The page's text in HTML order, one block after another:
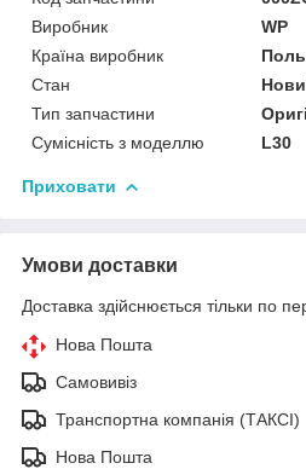
Виробник
WP
Країна виробник
Стан
Тип запчастини
Сумісність з моделлю
L30
Приховати
Умови доставки
Доставка здійснюється тільки по
Нова Пошта
Самовивіз
Транспортна компанія (ТАКСІ)
Нова Пошта